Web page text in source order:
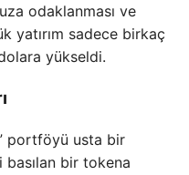
odaklanması ve
yatırım sadece birkaç
yükseldi.
portföyü usta bir
bir tokena